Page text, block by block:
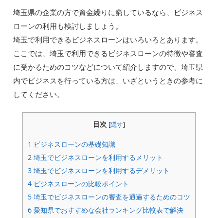
埼玉県の企業の方で資金繰りに窮しているなら、ビジネス
ローンの利用も検討しましょう。
埼玉で利用できるビジネスローンはいろいろとあります。
ここでは、埼玉で利用できるビジネスローンの特徴や審査
に受かるためのコツなどについて紹介しますので、埼玉県
内でビジネスを行っている方は、いざというときの参考に
してください。
目次 [隠す]
1 ビジネスローンの基礎知識
2 埼玉でビジネスローンを利用するメリット
3 埼玉でビジネスローンを利用するデメリット
4 ビジネスローンの比較ポイント
5 埼玉でビジネスローンの審査を通過するためのコツ
6 愛知県でおすすめな会社ランキング比較表で解決